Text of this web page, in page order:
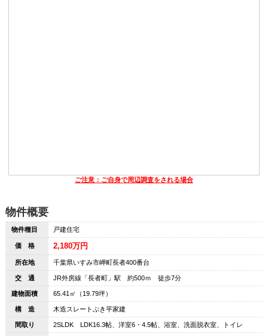
ご注意：ご自身で周辺調査をされる場合
物件概要
物件種目 戸建住宅
価 格 2,180万円
所在地 千葉県いすみ市岬町長者400番台
交 通 JR外房線「長者町」駅 約500ｍ 徒歩7分
建物面積 65.41㎡（19.79坪）
構 造 木造スレートぶき平家建
間取り 2SLDK LDK16.3帖、洋室6・4.5帖、浴室、洗面脱衣室、トイレ